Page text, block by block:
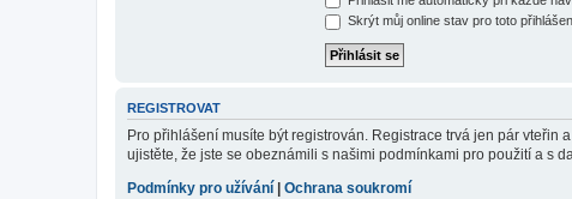
Skrýt můj online stav pro toto
REGISTROVAT
Pro přihlášení musíte být registrován. Registrace trvá jen pár vteřin
ujistěte, že jste se obeznámili s našimi podmínkami pro použití a s
Podmínky pro užívání
Ochrana soukromí